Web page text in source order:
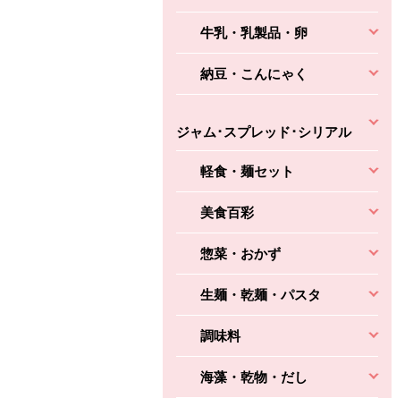
牛乳・乳製品・卵
納豆・こんにゃく
ジャム･スプレッド･シリアル
軽食・麺セット
美食百彩
惣菜・おかず
生麺・乾麺・パスタ
調味料
海藻・乾物・だし